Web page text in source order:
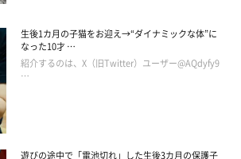
生後1カ月の子猫をお迎え→“ダイナミックな体”に
なった10才 …
紹介するのは、X（旧Twitter）ユーザー@AQdyfy9
…
遊びの途中で「電池切れ」した生後3カ月の保護子